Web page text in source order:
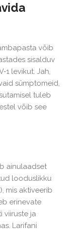
võib
sisalduv
1 levikut. Jah,
sümptomeid,
tuleb
võib see
ainulaadset
looduslikku
mis aktiveerib
erinevate
viiruste ja
Larifani